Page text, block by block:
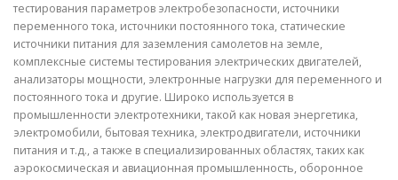
тестирования параметров электробезопасности, источники
переменного тока, источники постоянного тока, статические
источники питания для заземления самолетов на земле,
комплексные системы тестирования электрических двигателей,
анализаторы мощности, электронные нагрузки для переменного и
постоянного тока и другие. Широко используется в
промышленности электротехники, такой как новая энергетика,
электромобили, бытовая техника, электродвигатели, источники
питания и т.д., а также в специализированных областях, таких как
аэрокосмическая и авиационная промышленность, оборонное